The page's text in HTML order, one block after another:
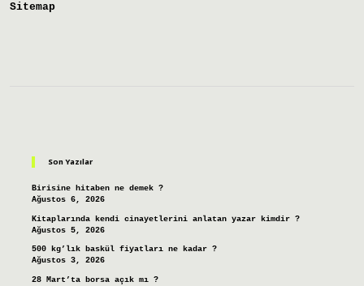
Sitemap
Son Yazılar
Birisine hitaben ne demek ?
Ağustos 6, 2026
Kitaplarında kendi cinayetlerini anlatan yazar kimdir ?
Ağustos 5, 2026
500 kg’lık baskül fiyatları ne kadar ?
Ağustos 3, 2026
28 Mart’ta borsa açık mı ?